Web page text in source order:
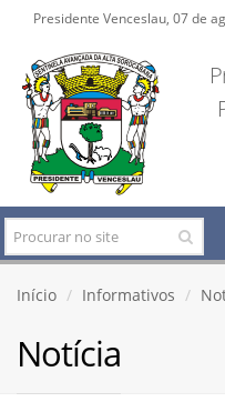
Presidente Venceslau, 07 de
Início Informativos
Notícia